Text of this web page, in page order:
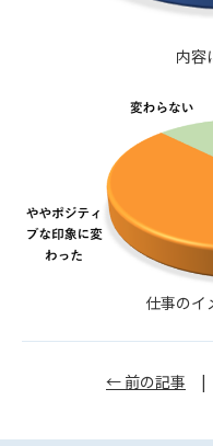
内容
仕事のイ
← 前の記事 |